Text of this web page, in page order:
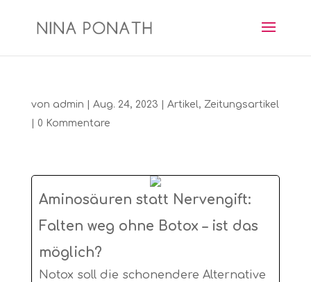
von admin Aug. 24, 2023 Artikel, Zeitungsartikel
0 Kommentare
Aminosäuren statt Nervengift:
Falten weg ohne Botox – ist das
möglich?
Notox soll die schonendere Alternative